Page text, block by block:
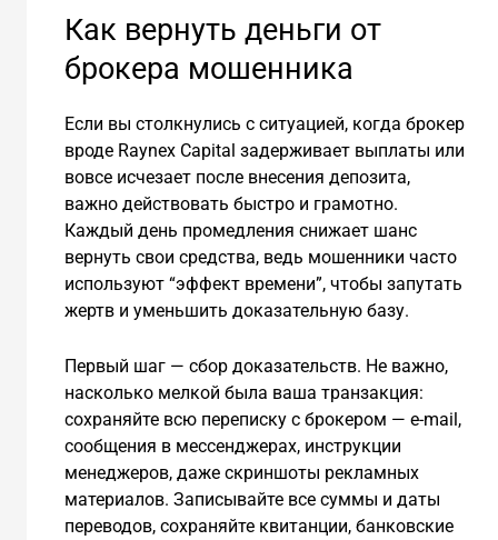
Как вернуть деньги от
брокера мошенника
Если вы столкнулись с ситуацией, когда брокер
вроде Raynex Capital задерживает выплаты или
вовсе исчезает после внесения депозита,
важно действовать быстро и грамотно.
Каждый день промедления снижает шанс
вернуть свои средства, ведь мошенники часто
используют “эффект времени”, чтобы запутать
жертв и уменьшить доказательную базу.
Первый шаг — сбор доказательств. Не важно,
насколько мелкой была ваша транзакция:
сохраняйте всю переписку с брокером — e-mail,
сообщения в мессенджерах, инструкции
менеджеров, даже скриншоты рекламных
материалов. Записывайте все суммы и даты
переводов, сохраняйте квитанции, банковские